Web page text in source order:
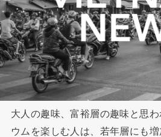
大人の趣味、富裕層の趣味と思
ウムを楽しむ人は、若年層にも